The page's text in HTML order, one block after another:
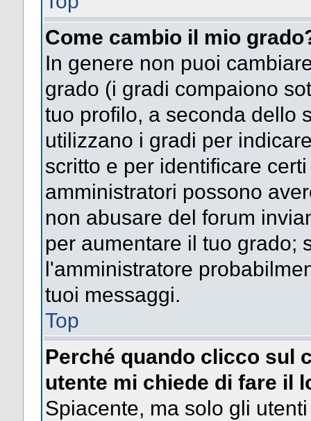
Come cambio il mio
In genere non puoi
grado (i gradi compaiono
tuo profilo, a seconda dello
utilizzano i gradi per
scritto e per identificare
amministratori possono
non abusare del forum
per aumentare il tuo grado;
l'amministratore
tuoi messaggi.
Top
Perché quando clicco sul
utente mi chiede di fare il
Spiacente, ma solo gli